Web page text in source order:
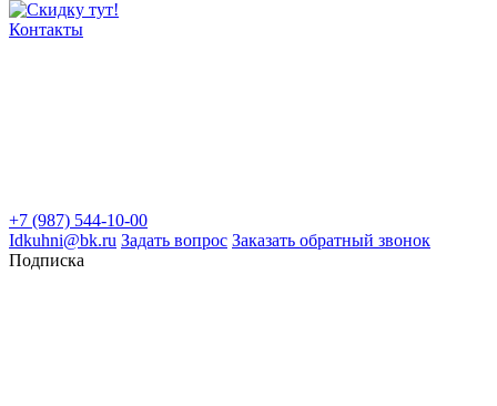
Контакты
+7 (987) 544-10-00
Idkuhni@bk.ru Задать вопрос Заказать обратный звонок
Подписка